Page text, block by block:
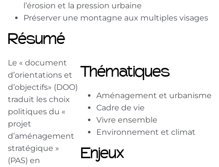
l’érosion et la pression urbaine
Préserver une montagne aux multiples visages
Résumé
Le « document
d’orientations et
d’objectifs» (DOO)
traduit les choix
politiques du «
projet
d’aménagement
stratégique »
(PAS) en
Thématiques
Aménagement et urbanisme
Cadre de vie
Vivre ensemble
Environnement et climat
Enjeux